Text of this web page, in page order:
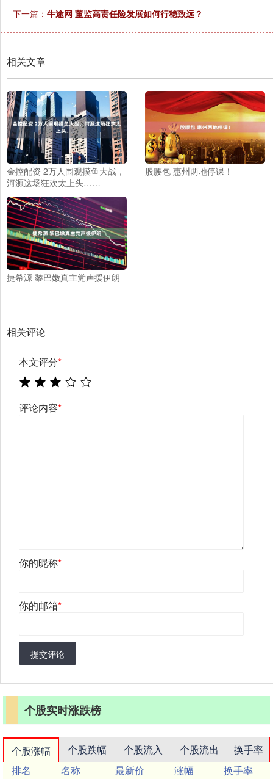
下一篇： 牛途网 董监高责任险发展如何行稳致远？
相关文章
金控配资 2万人围观摸鱼大战，
河源这场狂欢太上头……
股腰包 惠州两地停课！
捷希源 黎巴嫩真主党声援伊朗
相关评论
本文评分*
评论内容*
你的昵称*
你的邮箱*
提交评论
个股实时涨跌榜
个股涨幅 个股跌幅 个股流入 个股流出
换手率
排名
名称 最新价 涨幅
换手率